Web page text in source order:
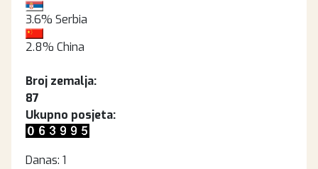
3.6% Serbia
2.8% China
Broj zemalja:
87
Ukupno posjeta:
Danas: 1